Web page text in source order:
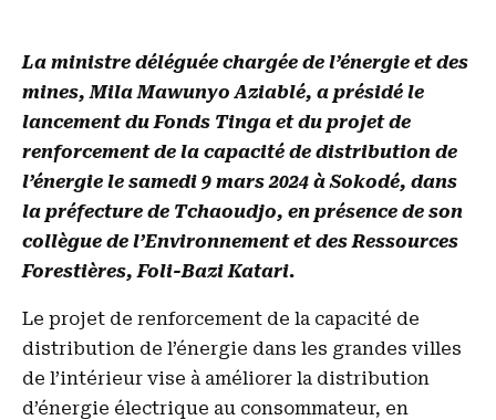
La ministre déléguée chargée de l’énergie et des
mines, Mila Mawunyo Aziablé, a présidé le
lancement du Fonds Tinga et du projet de
renforcement de la capacité de distribution de
l’énergie le samedi 9 mars 2024 à Sokodé, dans
la préfecture de Tchaoudjo, en présence de son
collègue de l’Environnement et des Ressources
Forestières, Foli-Bazi Katari.
Le projet de renforcement de la capacité de
distribution de l’énergie dans les grandes villes
de l’intérieur vise à améliorer la distribution
d’énergie électrique au consommateur, en